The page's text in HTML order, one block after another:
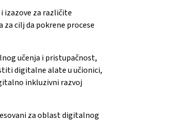
izazove za različite
za cilj da pokrene procese
učenja i pristupačnost,
digitalne alate u učionici,
inkluzivni razvoj
za oblast digitalnog